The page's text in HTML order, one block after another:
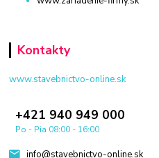
Kontakty
www.stavebnictvo-online.sk
+421 940 949 000
Po - Pia 08:00 - 16:00
info@stavebnictvo-online.sk